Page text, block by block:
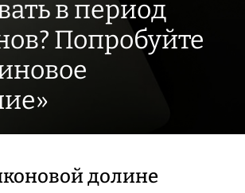
в период
Попробуйте
долине